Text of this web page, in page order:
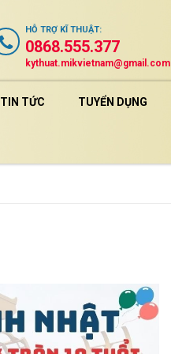
HỖ TRỢ KĨ THUẬT:
0868.555.377
kythuat.mikvietnam@gmail.com
TIN TỨC TUYỂN DỤNG